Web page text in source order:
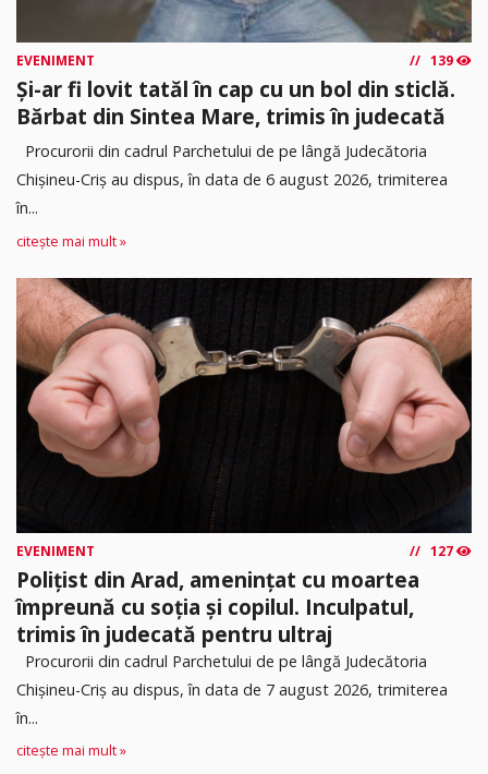
EVENIMENT 139
Și-ar fi lovit tatăl în cap cu un bol din sticlă.
Bărbat din Sintea Mare, trimis în judecată
Procurorii din cadrul Parchetului de pe lângă Judecătoria
Chișineu-Criș au dispus, în data de 6 august 2026, trimiterea
în...
citește mai mult »
EVENIMENT 127
Polițist din Arad, amenințat cu moartea
împreună cu soția și copilul. Inculpatul,
trimis în judecată pentru ultraj
Procurorii din cadrul Parchetului de pe lângă Judecătoria
Chișineu-Criș au dispus, în data de 7 august 2026, trimiterea
în...
citește mai mult »